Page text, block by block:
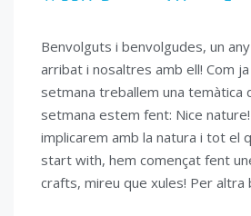
Benvolguts i benvolgudes, un
arribat i nosaltres amb ell! Com
setmana treballem una temàtica
setmana estem fent: Nice
implicarem amb la natura i tot el
start with, hem començat fent
crafts, mireu que xules! Per altra